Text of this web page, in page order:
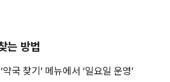
는 방법
국 찾기’ 메뉴에서 ‘일요일 운영’